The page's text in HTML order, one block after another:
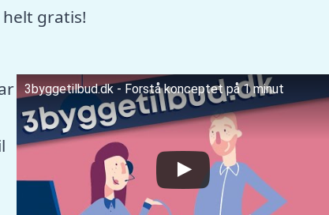
helt gratis!
3byggetilbud.dk - Forstå konceptet på 1 minut